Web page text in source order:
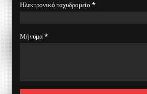
Ηλεκτρονικό ταχυδρομείο *
Μήνυμα*